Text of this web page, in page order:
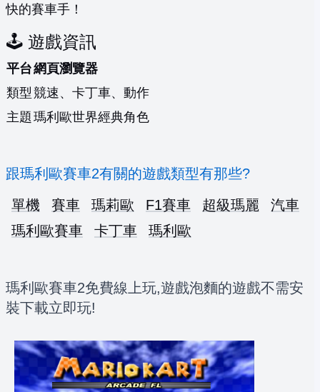
快的賽車手！
🕹️ 遊戲資訊
平台網頁瀏覽器
類型 競速、卡丁車、動作
主題 瑪利歐世界經典角色
跟瑪利歐賽車2有關的遊戲類型有那些?
單機
賽車 瑪莉歐 F1賽車 超級瑪麗
汽車
瑪利歐賽車
卡丁車 瑪利歐
瑪利歐賽車2免費線上玩,遊戲泡麵的遊戲不需安
裝下載立即玩!